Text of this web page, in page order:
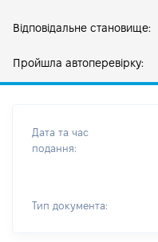
Відповідальне становище:
Пройшла автоперевірку:
Дата та час
подання:
Тип документа: